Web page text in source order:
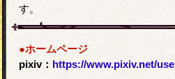
す。
●ホームページ
pixiv： https://www.pixiv.net/